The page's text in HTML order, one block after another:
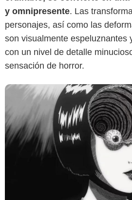
y omnipresente. Las
personajes, así como las
son visualmente espeluznantes
con un nivel de detalle
sensación de horror.